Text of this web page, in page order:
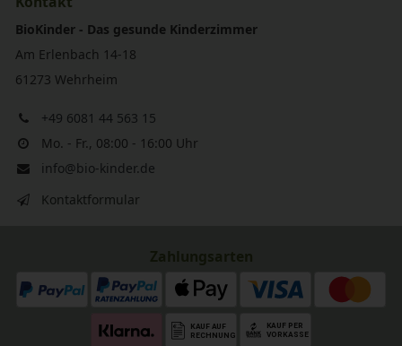
BioKinder - Das gesunde Kinderzimmer
Am Erlenbach 14-18
61273 Wehrheim
+49 6081 44 563 15
Mo. - Fr., 08:00 - 16:00 Uhr
info@bio-kinder.de
Kontaktformular
Zahlungsarten